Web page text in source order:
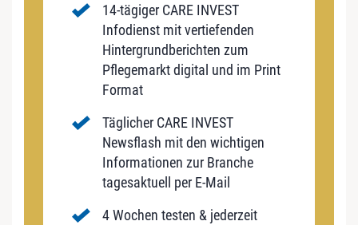
14-tägiger CARE INVEST
Infodienst mit vertiefenden
Hintergrundberichten zum
Pflegemarkt digital und im Print
Format
Täglicher CARE INVEST
Newsflash mit den wichtigen
Informationen zur Branche
tagesaktuell per E-Mail
4 Wochen testen & jederzeit